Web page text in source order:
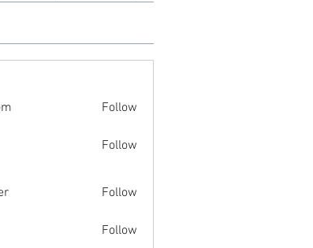
Follow
Follow
Follow
Follow